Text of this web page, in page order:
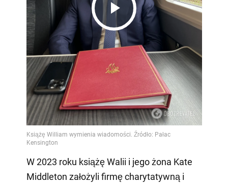
Play
Video
W 2023 roku książę Walii i jego żona Kate
Middleton założyli firmę charytatywną i